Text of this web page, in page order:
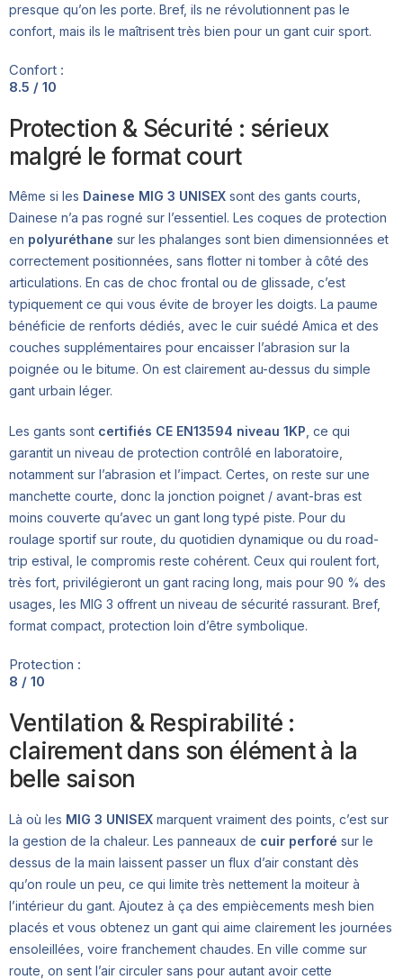
presque qu’on les porte. Bref, ils ne révolutionnent pas le
confort, mais ils le maîtrisent très bien pour un gant cuir sport.
Confort :
8.5 / 10
Protection & Sécurité : sérieux
malgré le format court
Même si les Dainese MIG 3 UNISEX sont des gants courts,
Dainese n’a pas rogné sur l’essentiel. Les coques de protection
en polyuréthane sur les phalanges sont bien dimensionnées et
correctement positionnées, sans flotter ni tomber à côté des
articulations. En cas de choc frontal ou de glissade, c’est
typiquement ce qui vous évite de broyer les doigts. La paume
bénéficie de renforts dédiés, avec le cuir suédé Amica et des
couches supplémentaires pour encaisser l’abrasion sur la
poignée ou le bitume. On est clairement au-dessus du simple
gant urbain léger.
Les gants sont certifiés CE EN13594 niveau 1KP, ce qui
garantit un niveau de protection contrôlé en laboratoire,
notamment sur l’abrasion et l’impact. Certes, on reste sur une
manchette courte, donc la jonction poignet / avant-bras est
moins couverte qu’avec un gant long typé piste. Pour du
roulage sportif sur route, du quotidien dynamique ou du road-
trip estival, le compromis reste cohérent. Ceux qui roulent fort,
très fort, privilégieront un gant racing long, mais pour 90 % des
usages, les MIG 3 offrent un niveau de sécurité rassurant. Bref,
format compact, protection loin d’être symbolique.
Protection :
8 / 10
Ventilation & Respirabilité :
clairement dans son élément à la
belle saison
Là où les MIG 3 UNISEX marquent vraiment des points, c’est sur
la gestion de la chaleur. Les panneaux de cuir perforé sur le
dessus de la main laissent passer un flux d’air constant dès
qu’on roule un peu, ce qui limite très nettement la moiteur à
l’intérieur du gant. Ajoutez à ça des empiècements mesh bien
placés et vous obtenez un gant qui aime clairement les journées
ensoleillées, voire franchement chaudes. En ville comme sur
route, on sent l’air circuler sans pour autant avoir cette